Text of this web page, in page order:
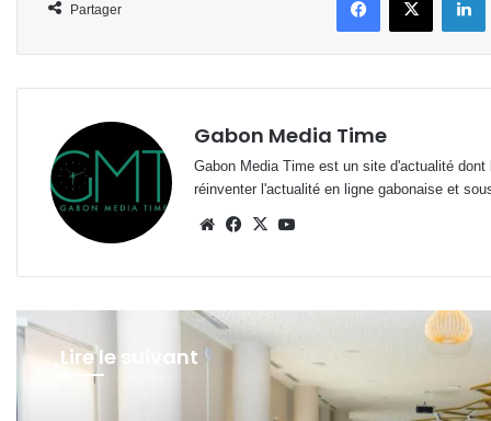
Partager
Gabon Media Time
Gabon Media Time est un site d'actualité
réinventer l'actualité en ligne gabonaise et
WebsiteFacebook
X
Lire le suivant